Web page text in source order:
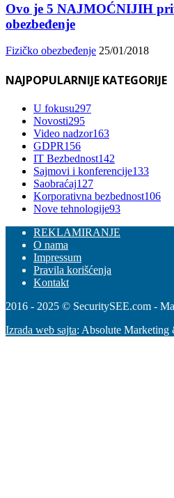
Ovo je 5 NAJMOĆNIJIH
obezbeđenje
Fizičko obezbeđenje 25/01/2018
NAJPOPULARNIJE KATEGORIJE
U fokusu297
Novosti295
Video nadzor163
GDPR156
IT Bezbednost142
Sajmovi i konferencije133
Saobraćaj127
Korporativna bezbednost106
Nove tehnologije93
REKLAMIRANJE
O nama
Impressum
Pravila korišćenja
Kontakt
2016 - 2025 © SecuritySEE.com -
Izrada web sajta: Absolute Marketing